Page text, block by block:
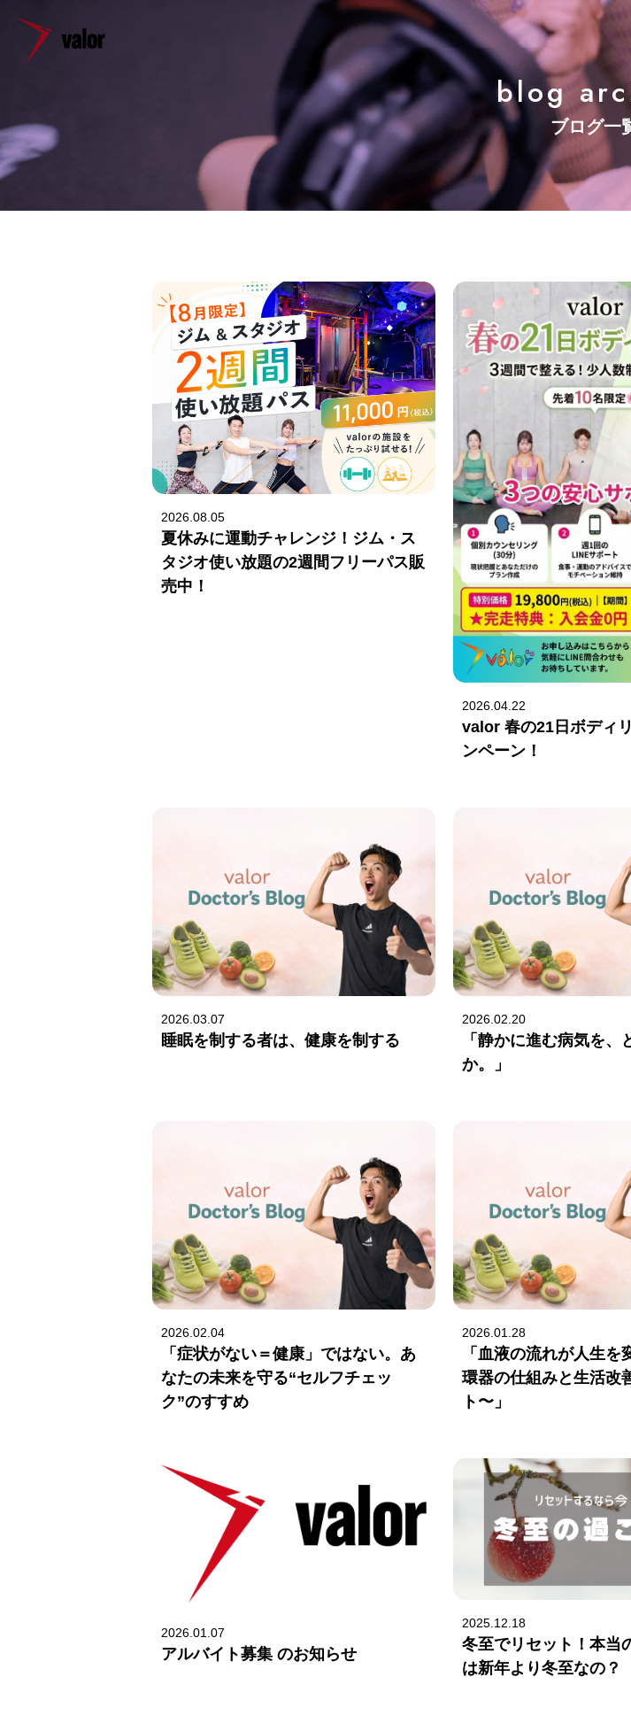
blog
ブログ一
2026.08.05
夏休みに運動チャレンジ！ジム・ス
タジオ使い放題の2週間フリーパス販
売中！
2026.04.22
valor 春の21日ボディ
ンペーン！
2026.03.07
睡眠を制する者は、健康を制する
2026.02.20
「静かに進む病気を、
か。」
2026.02.04
「症状がない＝健康」ではない。あ
なたの未来を守る“セルフチェッ
ク”のすすめ
2026.01.28
「血液の流れが人生を
環器の仕組みと生活改
ト〜」
2026.01.07
アルバイト募集 のお知らせ
2025.12.18
冬至でリセット！本当
は新年より冬至なの？